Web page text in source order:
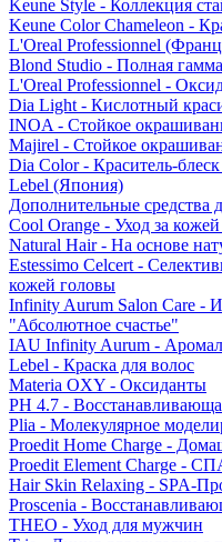
Keune Style - Коллекция
Keune Color Chameleon -
L'Oreal Professionnel
Blond Studio - Полная
L'Oreal Professionnel -
Dia Light - Кислотный
INOA - Стойкое
Majirel - Стойкое
Dia Color - Краситель-
Lebel (Япония)
Дополнительные средства
Cool Orange - Уход за
Natural Hair - На основе
Estessimo Celcert -
кожей головы
Infinity Aurum Salon Care -
"Абсолютное счастье"
IAU Infinity Aurum -
Lebel - Краска для волос
Materia OXY - Оксиданты
PH 4.7 -
Plia - Молекулярное
Proedit Home Charge -
Proedit Element Charge -
Hair Skin Relaxing - SPA-
Proscenia -
THEO - Уход для мужчин